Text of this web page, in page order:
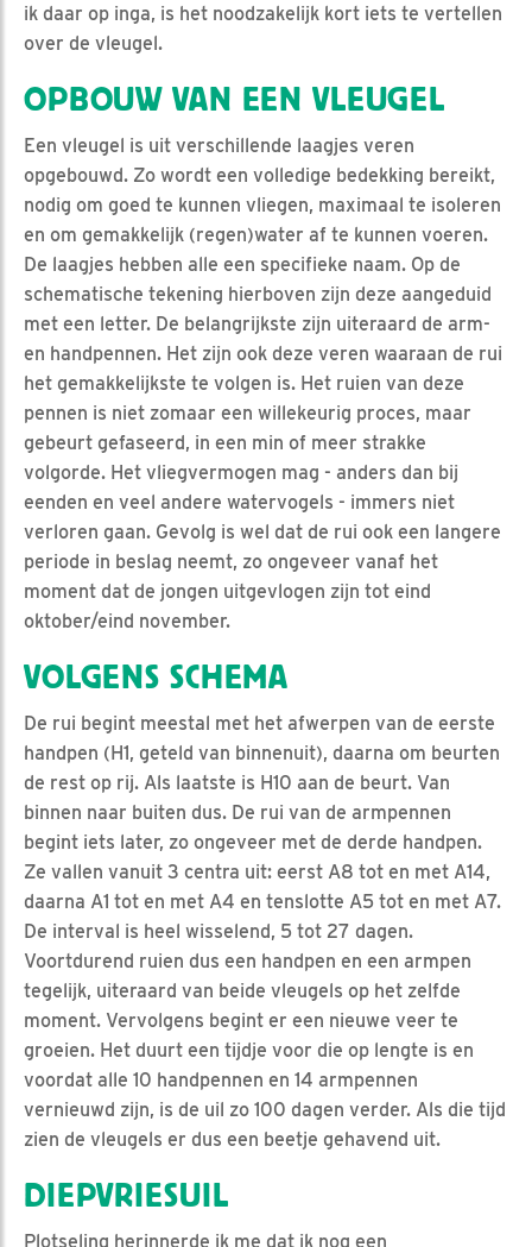
ik daar op inga, is het noodzakelijk kort iets te vertellen
over de vleugel.
OPBOUW VAN EEN VLEUGEL
Een vleugel is uit verschillende laagjes veren
opgebouwd. Zo wordt een volledige bedekking bereikt,
nodig om goed te kunnen vliegen, maximaal te isoleren
en om gemakkelijk (regen)water af te kunnen voeren.
De laagjes hebben alle een specifieke naam. Op de
schematische tekening hierboven zijn deze aangeduid
met een letter. De belangrijkste zijn uiteraard de arm-
en handpennen. Het zijn ook deze veren waaraan de rui
het gemakkelijkste te volgen is. Het ruien van deze
pennen is niet zomaar een willekeurig proces, maar
gebeurt gefaseerd, in een min of meer strakke
volgorde. Het vliegvermogen mag - anders dan bij
eenden en veel andere watervogels - immers niet
verloren gaan. Gevolg is wel dat de rui ook een langere
periode in beslag neemt, zo ongeveer vanaf het
moment dat de jongen uitgevlogen zijn tot eind
oktober/eind november.
VOLGENS SCHEMA
De rui begint meestal met het afwerpen van de eerste
handpen (H1, geteld van binnenuit), daarna om beurten
de rest op rij. Als laatste is H10 aan de beurt. Van
binnen naar buiten dus. De rui van de armpennen
begint iets later, zo ongeveer met de derde handpen.
Ze vallen vanuit 3 centra uit: eerst A8 tot en met A14,
daarna A1 tot en met A4 en tenslotte A5 tot en met A7.
De interval is heel wisselend, 5 tot 27 dagen.
Voortdurend ruien dus een handpen en een armpen
tegelijk, uiteraard van beide vleugels op het zelfde
moment. Vervolgens begint er een nieuwe veer te
groeien. Het duurt een tijdje voor die op lengte is en
voordat alle 10 handpennen en 14 armpennen
vernieuwd zijn, is de uil zo 100 dagen verder. Als die tijd
zien de vleugels er dus een beetje gehavend uit.
DIEPVRIESUIL
Plotseling herinnerde ik me dat ik nog een